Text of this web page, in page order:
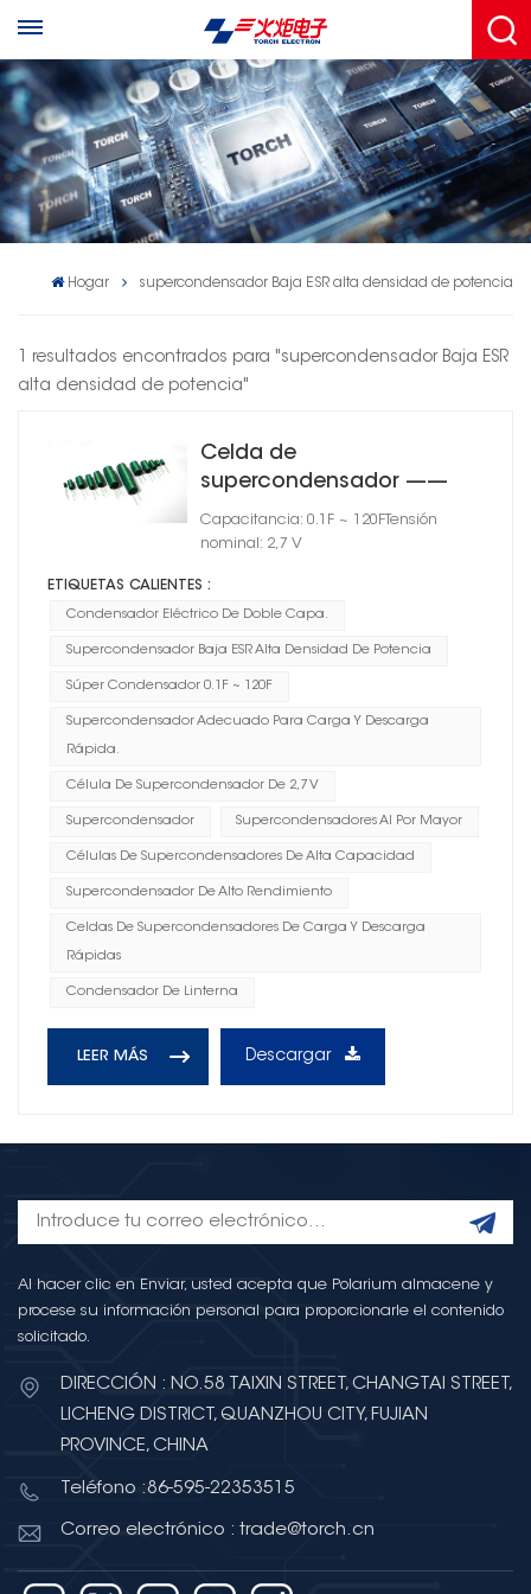
Hogar supercondensador Baja ESR alta densidad de potencia
1 resultados encontrados para "supercondensador Baja ESR
alta densidad de potencia"
Celda de
supercondensador ——
Serie CSD-01
Capacitancia: 0.1F ~ 120FTensión
nominal: 2,7 V
ETIQUETAS CALIENTES :
Condensador Eléctrico De Doble Capa.
Supercondensador Baja ESR Alta Densidad De Potencia
Súper Condensador 0.1F ~ 120F
Supercondensador Adecuado Para Carga Y Descarga
Rápida.
Célula De Supercondensador De 2,7 V
Supercondensador Supercondensadores Al Por Mayor
Células De Supercondensadores De Alta Capacidad
Supercondensador De Alto Rendimiento
Celdas De Supercondensadores De Carga Y Descarga
Rápidas
Condensador De Linterna
LEER MÁS Descargar
Al hacer clic en Enviar, usted acepta que Polarium almacene y
procese su información personal para proporcionarle el contenido
solicitado.
DIRECCIÓN : NO.58 TAIXIN STREET, CHANGTAI STREET,
LICHENG DISTRICT, QUANZHOU CITY, FUJIAN
PROVINCE, CHINA
Teléfono :86-595-22353515
Correo electrónico : trade@torch.cn